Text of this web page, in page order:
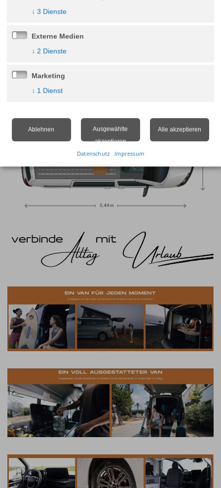
↓ 3 Dienste
Externe Medien
↓ 2 Dienste
Marketing
↓ 1 Dienst
Ablehnen
Ausgewählte
akzeptieren
Alle akzeptieren
Datenschutz Impressum